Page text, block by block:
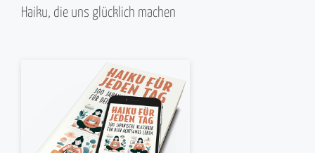
Haiku, die uns glücklich machen